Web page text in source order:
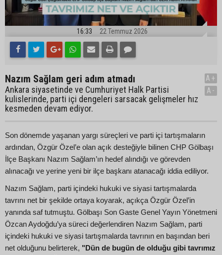
16:33 22 Temmuz 2026
Nazım Sağlam geri adım atmadı
Ankara siyasetinde ve Cumhuriyet Halk Partisi
kulislerinde, parti içi dengeleri sarsacak gelişmeler hız
kesmeden devam ediyor.
A+
A-
Son dönemde yaşanan yargı süreçleri ve parti içi tartışmaların
ardından, Özgür Özel’e olan açık desteğiyle bilinen CHP Gölbaşı
İlçe Başkanı Nazım Sağlam’ın hedef alındığı ve görevden
alınacağı ve yerine yeni bir ilçe başkanı atanacağı iddia ediliyor.
Nazım Sağlam, parti içindeki hukuki ve siyasi tartışmalarda
tavrını net bir şekilde ortaya koyarak, açıkça Özgür Özel’in
yanında saf tutmuştu. Gölbaşı Son Gaste Genel Yayın Yönetmeni
Özcan Aydoğdu’ya süreci değerlendiren Nazım Sağlam, parti
içindeki hukuki ve siyasi tartışmalarda tavrının en başından beri
net olduğunu belirterek, "Dün de bugün de olduğu gibi tavrımız